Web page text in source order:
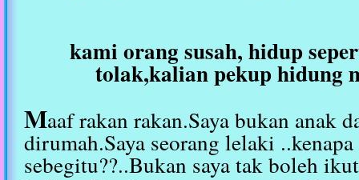
kami orang susah, hidup
tolak,kalian pekup hidung
Maaf rakan rakan.Saya bukan anak
dirumah.Saya seorang lelaki
sebegitu??..Bukan saya tak boleh